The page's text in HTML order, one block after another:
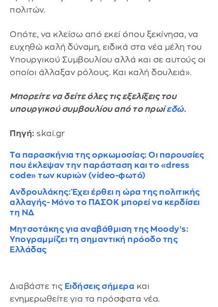
πολιτών.
Οπότε, να κλείσω από εκεί όπου ξεκίνησα, να
ευχηθώ καλή δύναμη, ειδικά στα νέα μέλη του
Υπουργικού Συμβουλίου αλλά και σε αυτούς οι
οποίοι άλλαξαν ρόλους. Και καλή δουλειά».
Μπορείτε να δείτε όλες τις εξελίξεις του
υπουργικού συμβουλίου από το πρωίεδώ.
Πηγή: skai.gr
Τα παρασκήνια της ορκωμοσίας: Οι παρουσίες
που έκλεψαν την παράσταση και το «dress
code» των κυριών (video-φωτό)
Ανδρουλάκης: Έχει έρθει η ώρα της πολιτικής
αλλαγής- Μόνο το ΠΑΣΟΚ μπορεί να κερδίσει
τη ΝΔ
Μητσοτάκης για αναβάθμιση της Moody’s:
Υπογραμμίζει τη σημαντική πρόοδο της
Ελλάδας
Διαβάστε τις Ειδήσεις σήμερα και
ενημερωθείτε για τα πρόσφατα νέα.